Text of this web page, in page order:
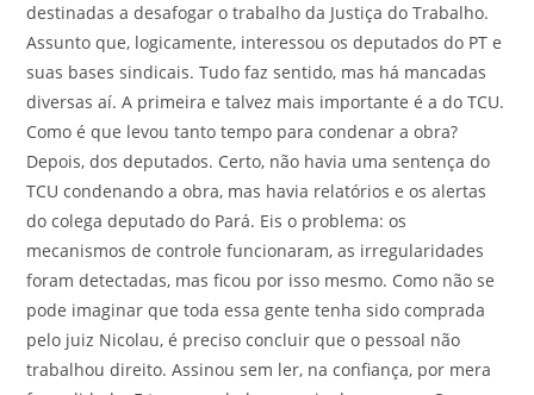
destinadas a desafogar o trabalho da Justiça do Trabalho.
Assunto que, logicamente, interessou os deputados do PT e
suas bases sindicais. Tudo faz sentido, mas há mancadas
diversas aí. A primeira e talvez mais importante é a do TCU.
Como é que levou tanto tempo para condenar a obra?
Depois, dos deputados. Certo, não havia uma sentença do
TCU condenando a obra, mas havia relatórios e os alertas
do colega deputado do Pará. Eis o problema: os
mecanismos de controle funcionaram, as irregularidades
foram detectadas, mas ficou por isso mesmo. Como não se
pode imaginar que toda essa gente tenha sido comprada
pelo juiz Nicolau, é preciso concluir que o pessoal não
trabalhou direito. Assinou sem ler, na confiança, por mera